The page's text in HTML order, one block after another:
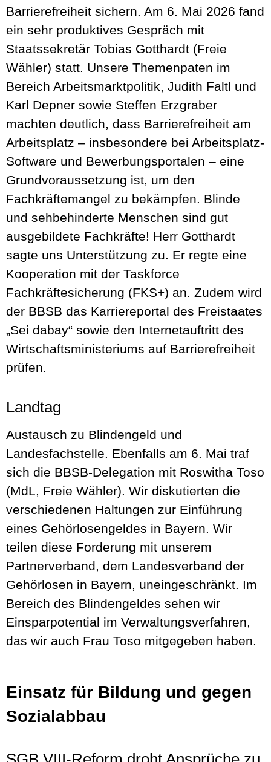
Barrierefreiheit sichern. Am 6. Mai 2026 fand
ein sehr produktives Gespräch mit
Staatssekretär Tobias Gotthardt (Freie
Wähler) statt. Unsere Themenpaten im
Bereich Arbeitsmarktpolitik, Judith Faltl und
Karl Depner sowie Steffen Erzgraber
machten deutlich, dass Barrierefreiheit am
Arbeitsplatz – insbesondere bei Arbeitsplatz-
Software und Bewerbungsportalen – eine
Grundvoraussetzung ist, um den
Fachkräftemangel zu bekämpfen. Blinde
und sehbehinderte Menschen sind gut
ausgebildete Fachkräfte! Herr Gotthardt
sagte uns Unterstützung zu. Er regte eine
Kooperation mit der Taskforce
Fachkräftesicherung (FKS+) an. Zudem wird
der BBSB das Karriereportal des Freistaates
„Sei dabay“ sowie den Internetauftritt des
Wirtschaftsministeriums auf Barrierefreiheit
prüfen.
Landtag
Austausch zu Blindengeld und
Landesfachstelle. Ebenfalls am 6. Mai traf
sich die BBSB-Delegation mit Roswitha Toso
(MdL, Freie Wähler). Wir diskutierten die
verschiedenen Haltungen zur Einführung
eines Gehörlosengeldes in Bayern. Wir
teilen diese Forderung mit unserem
Partnerverband, dem Landesverband der
Gehörlosen in Bayern, uneingeschränkt. Im
Bereich des Blindengeldes sehen wir
Einsparpotential im Verwaltungsverfahren,
das wir auch Frau Toso mitgegeben haben.
Einsatz für Bildung und gegen
Sozialabbau